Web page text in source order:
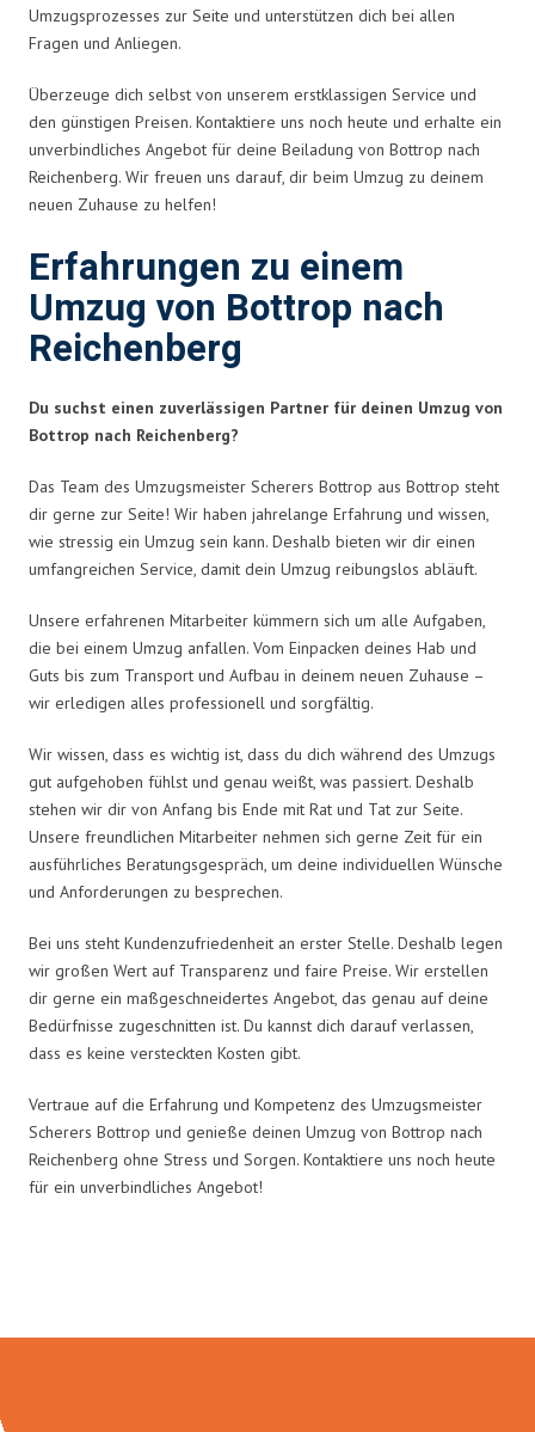
Umzugsprozesses zur Seite und unterstützen dich bei allen
Fragen und Anliegen.
Überzeuge dich selbst von unserem erstklassigen Service und
den günstigen Preisen. Kontaktiere uns noch heute und erhalte ein
unverbindliches Angebot für deine Beiladung von Bottrop nach
Reichenberg. Wir freuen uns darauf, dir beim Umzug zu deinem
neuen Zuhause zu helfen!
Erfahrungen zu einem
Umzug von Bottrop nach
Reichenberg
Du suchst einen zuverlässigen Partner für deinen Umzug von
Bottrop nach Reichenberg?
Das Team des Umzugsmeister Scherers Bottrop aus Bottrop steht
dir gerne zur Seite! Wir haben jahrelange Erfahrung und wissen,
wie stressig ein Umzug sein kann. Deshalb bieten wir dir einen
umfangreichen Service, damit dein Umzug reibungslos abläuft.
Unsere erfahrenen Mitarbeiter kümmern sich um alle Aufgaben,
die bei einem Umzug anfallen. Vom Einpacken deines Hab und
Guts bis zum Transport und Aufbau in deinem neuen Zuhause –
wir erledigen alles professionell und sorgfältig.
Wir wissen, dass es wichtig ist, dass du dich während des Umzugs
gut aufgehoben fühlst und genau weißt, was passiert. Deshalb
stehen wir dir von Anfang bis Ende mit Rat und Tat zur Seite.
Unsere freundlichen Mitarbeiter nehmen sich gerne Zeit für ein
ausführliches Beratungsgespräch, um deine individuellen Wünsche
und Anforderungen zu besprechen.
Bei uns steht Kundenzufriedenheit an erster Stelle. Deshalb legen
wir großen Wert auf Transparenz und faire Preise. Wir erstellen
dir gerne ein maßgeschneidertes Angebot, das genau auf deine
Bedürfnisse zugeschnitten ist. Du kannst dich darauf verlassen,
dass es keine versteckten Kosten gibt.
Vertraue auf die Erfahrung und Kompetenz des Umzugsmeister
Scherers Bottrop und genieße deinen Umzug von Bottrop nach
Reichenberg ohne Stress und Sorgen. Kontaktiere uns noch heute
für ein unverbindliches Angebot!